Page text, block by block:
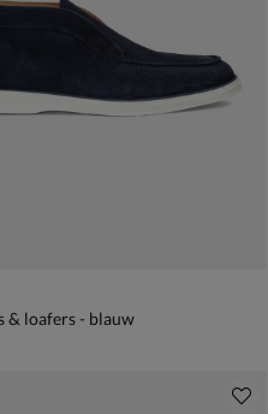
& loafers - blauw